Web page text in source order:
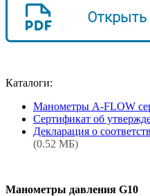
Открыть
Каталоги:
Манометры A-FLOW
Сертификат об
Декларация о
(0.52 МБ)
Манометры давления G10